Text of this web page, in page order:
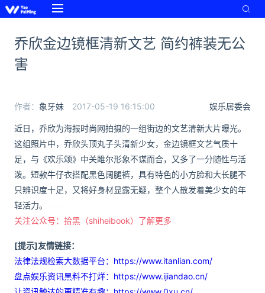
乔欣金边镜框清新文艺 简约裤装无公
害
娱乐居委会
作者： 象牙妹 2017-05-19 16:15:00
近日，乔欣为海报时尚网拍摄的一组街边的文艺清新大片曝光。
这组照片中，乔欣头顶丸子头清新少女，金边镜框文艺气质十
足，与《欢乐颂》中关雎尔形象不谋而合，又多了一分随性与活
泼。短款牛仔衣搭配黑色阔腿裤，具有特色的小方脸和大长腿不
只辨识度十足，又将好身材显露无疑，整个人散发着美少女的年
轻活力。
关注公众号：拾黑（shiheibook）了解更多
[提示]友情链接：
法律法规检索大数据平台：https://www.itanlian.com/
盘点娱乐资讯黑料不打烊：https://www.ijiandao.cn/